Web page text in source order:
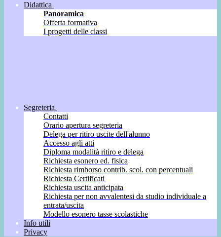
Didattica
Panoramica
Offerta formativa
I progetti delle classi
Segreteria
Contatti
Orario apertura segreteria
Delega per ritiro uscite dell'alunno
Accesso agli atti
Diploma modalità ritiro e delega
Richiesta esonero ed. fisica
Richiesta rimborso contrib. scol. con percentuali
Richiesta Certificati
Richiesta uscita anticipata
Richiesta per non avvalentesi da studio individuale a
entrata/uscita
Modello esonero tasse scolastiche
Info utili
Privacy